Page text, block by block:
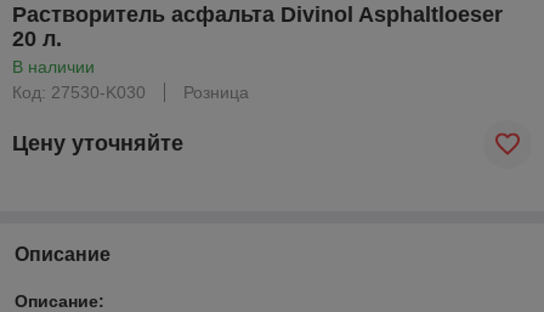
Растворитель асфальта Divinol Asphaltloeser
20 л.
В наличии
Код: 27530-K030
Розница
Цену уточняйте
Описание
Описание: